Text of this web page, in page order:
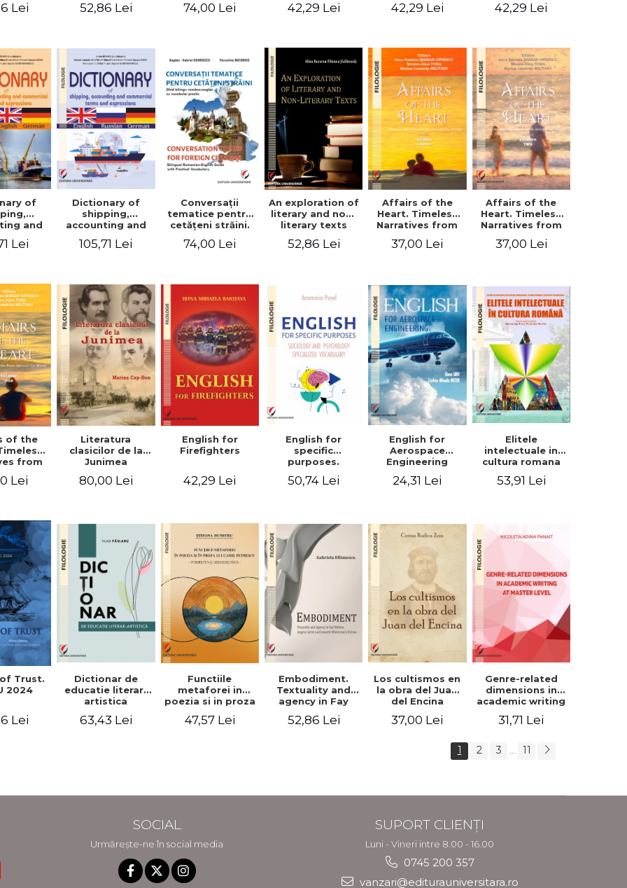
Lei
discours propre
52,86 Lei
pentru cetăţenii
roumain et en
citoyens
étrangers
74,00 Lei 42,29 Lei
Student’s book
42,29 Lei
English for civil
42,29 Lei
of
and
and
Lei
Dictionary of
shipping,
accounting and
terms and
105,71 Lei
Conversaţii
tematice pentru
cetăţeni străini.
româno-englez
Bilingual
Romanian-
English guide
with practical
vocabulary
74,00 Lei
An exploration of
literary and non-
literary texts
52,86 Lei
Affairs of the
Heart. Timeless
Narratives from
World. Volume
37,00 Lei
Affairs of the
Heart. Timeless
Narratives from
World. Volume
37,00 Lei
of the
from
Lei
Literatura
clasicilor de la
Junimea
80,00 Lei
English for
Firefighters
42,29 Lei
English for
specific
purposes.
psychology
50,74 Lei
English for
Aerospace
Engineering
24,31 Lei
Elitele
intelectuale in
cultura romana
53,91 Lei
Trust.
2024
Lei
Dictionar de
educatie literar-
artistica
63,43 Lei
Functiile
metaforei in
poezia si in proza
Petrescu.
47,57 Lei
Embodiment.
Textuality and
agency in Fay
Carter and
52,86 Lei
Los cultismos en
la obra del Juan
del Encina
37,00 Lei
Genre-related
dimensions in
academic writing
Nicoleta-Adina
31,71 Lei
1 2 3 11
SOCIAL
Urmărește-ne în social media
SUPORT CLIENȚI
Luni - Vineri intre 8.00 - 16.00
0745 200 357
vanzari@editurauniversitara.ro